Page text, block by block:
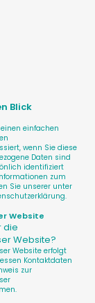
Blick
einfachen
wenn Sie diese
Daten sind
identifiziert
zum
Sie unserer unter
Website
die
Website?
Website erfolgt
Kontaktdaten
zur